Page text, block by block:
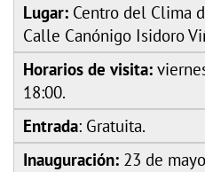
Lugar: Centro del Clima
Calle Canónigo Isidoro
Horarios de visita:
18:00.
Entrada: Gratuita.
Inauguración: 23 de